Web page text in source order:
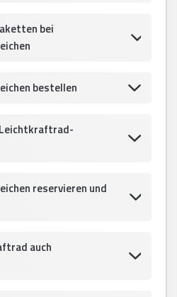
bei
bestellen
reservieren und
auch